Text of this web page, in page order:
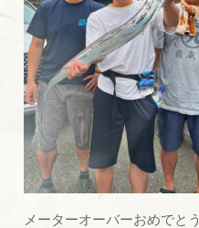
メーターオーバーおめでとう